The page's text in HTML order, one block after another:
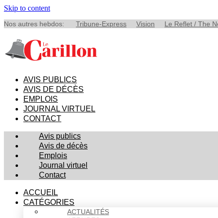
Skip to content
Nos autres hebdos: Tribune-Express Vision Le Reflet / The
AVIS PUBLICS
AVIS DE DÉCÈS
EMPLOIS
JOURNAL VIRTUEL
CONTACT
Avis publics
Avis de décès
Emplois
Journal virtuel
Contact
ACCUEIL
CATÉGORIES
ACTUALITÉS